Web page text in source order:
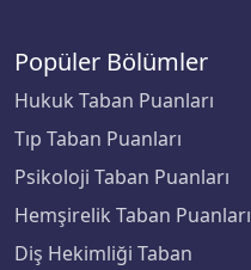
Popüler Bölümler
Hukuk Taban Puanları
Tıp Taban Puanları
Psikoloji Taban Puanları
Hemşirelik Taban Puanları
Diş Hekimliği Taban